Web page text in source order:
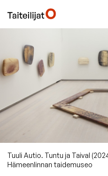
Tuuli Autio. Tuntu ja Taival
Hämeenlinnan taidemuseo